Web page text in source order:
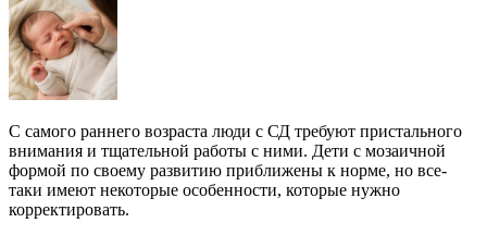
С самого раннего возраста люди с СД требуют пристального
внимания и тщательной работы с ними. Дети с мозаичной
формой по своему развитию приближены к норме, но все-
таки имеют некоторые особенности, которые нужно
корректировать.